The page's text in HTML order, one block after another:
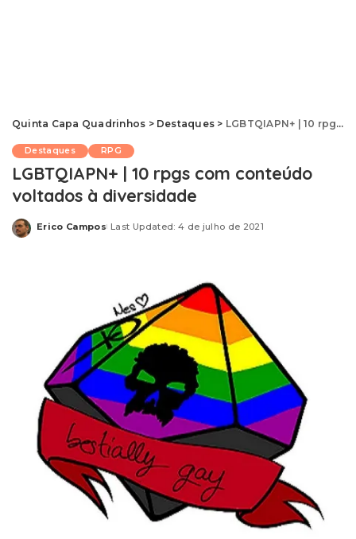
Quinta Capa Quadrinhos > Destaques > LGBTQIAPN+ | 10 rpgs com conteúdo voltados à diversidade
Destaques RPG
LGBTQIAPN+ | 10 rpgs com conteúdo
voltados à diversidade
Posted
Erico Campos Last Updated: 4 de julho de 2021